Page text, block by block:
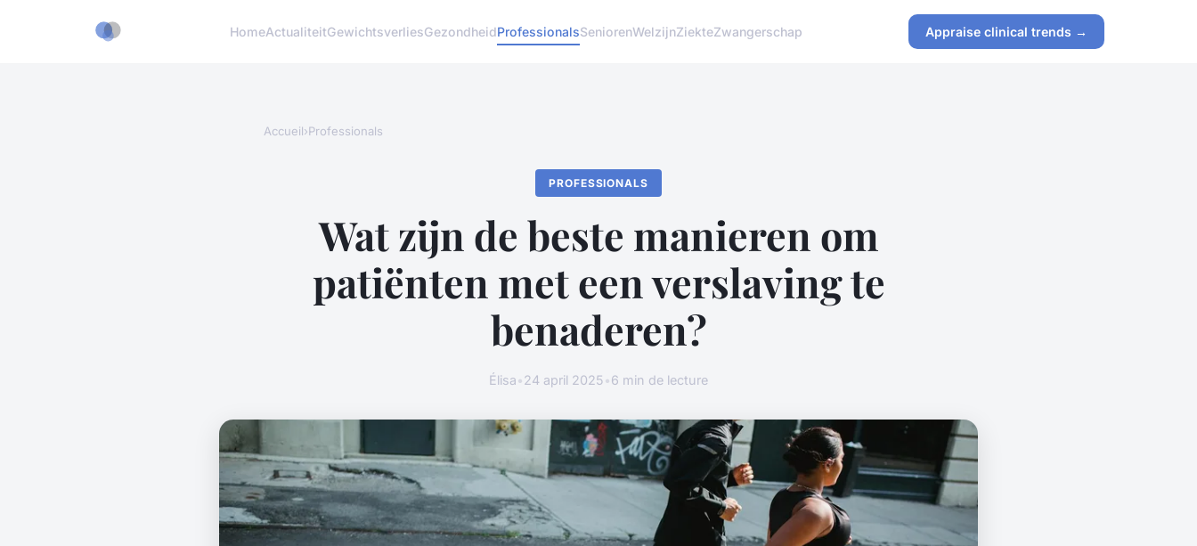
HomeActualiteitGewichtsverliesGezondheidProfessionalsSeniorenWelzijnZiekteZwangerschap Appraise clinical trends →
Accueil›Professionals
PROFESSIONALS
Wat zijn de beste manieren om
patiënten met een verslaving te
benaderen?
Élisa•24 april 2025•6 min de lecture